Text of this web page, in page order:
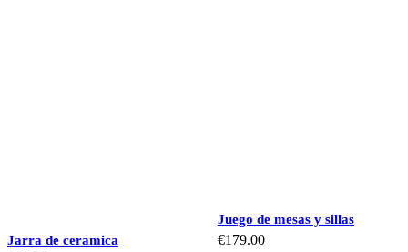
Jarra de ceramica
Juego de mesas y sillas
€179.00